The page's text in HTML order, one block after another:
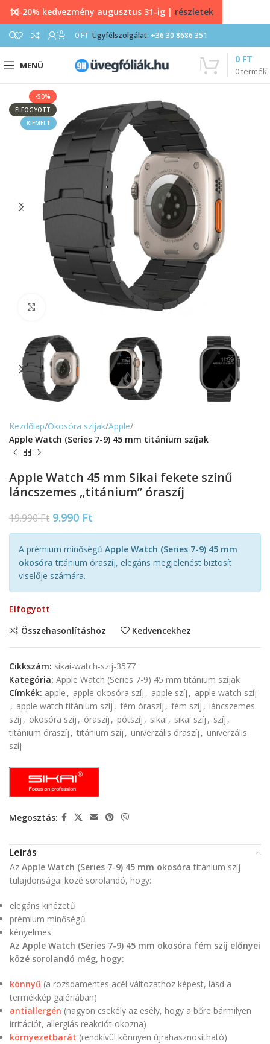
0 0 FT Ügyfélszolgálat: +36 30 8686 351
MENÜ
0termék
0 FT
-50%
ELFOGYOTT
KIEMELT
Kezdőlap Okosóra szíjak Apple
Apple Watch (Series 7-9) 45 mm titánium szíjak
Apple Watch 45 mm Sikai fekete színű
láncszemes „titánium” óraszíj
19.990Ft 9.990 Ft
A prémium minőségű Apple Watch (Series 7-9) 45 mm
okosóra titánium óraszíj, elegáns megjelenést biztosít
viselője számára.
Elfogyott
Összehasonlításhoz
Kedvencekhez
Cikkszám: sikai-watch-szij-3577
Kategória: Apple Watch (Series 7-9) 45 mm titánium szíjak
Címkék: apple , apple okosóra szíj , apple szíj , apple watch szíj
, apple watch titánium szíj , fém óraszíj , fém szíj , láncszemes
szíj , okosóra szíj , óraszíj , pótszíj , sikai , sikai szíj , szíj ,
titánium óraszíj , titánium szíj , univerzális óraszíj , univerzális
szíj
Megosztás:
Leírás
Az Apple Watch (Series 7-9) 45 mm okosóra titánium szíj
tulajdonságai közé sorolandó, hogy:
elegáns kinézetű
prémium minőségű
kényelmes
Az Apple Watch (Series 7-9) 45 mm okosóra fém szíj előnyei
közé sorolandó még, hogy:
könnyű (a rozsdamentes acél változathoz képest, lásd a
termékkép galériában)
antiallergén (nagyon csekély az esély, hogy a bőre bármilyen
irritációt, allergiás reakciót okozna)
környezetbarát (rendkívül könnyen újrahasznosítható)
10-20% kedvezmény augusztus 31-ig | részletek